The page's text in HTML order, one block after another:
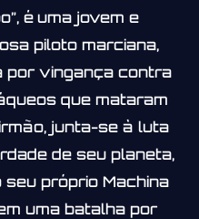
é uma jovem e
piloto marciana,
por vingança contra
que mataram
junta-se à luta
de seu planeta,
seu próprio Machina
uma batalha por